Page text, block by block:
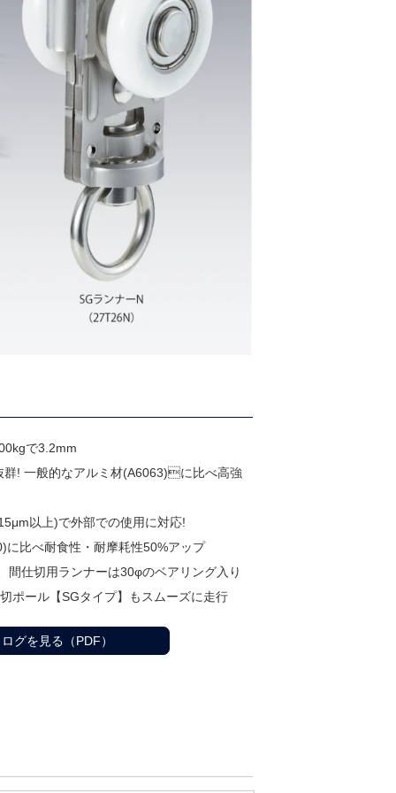
で3.2mm
! 一般的なアルミ材(A6063)に比べ高強
以上)で外部での使用に対応!
比べ耐食性・耐摩耗性50%アップ
間仕切用ランナーは30φのベアリング入り
ポール【SGタイプ】もスムーズに走行
グを見る（PDF）